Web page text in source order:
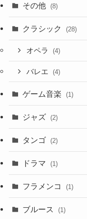
その他 (8)
クラシック (28)
オペラ (4)
バレエ (4)
ゲーム音楽 (1)
ジャズ (2)
タンゴ (2)
ドラマ (1)
フラメンコ (1)
ブルース (1)